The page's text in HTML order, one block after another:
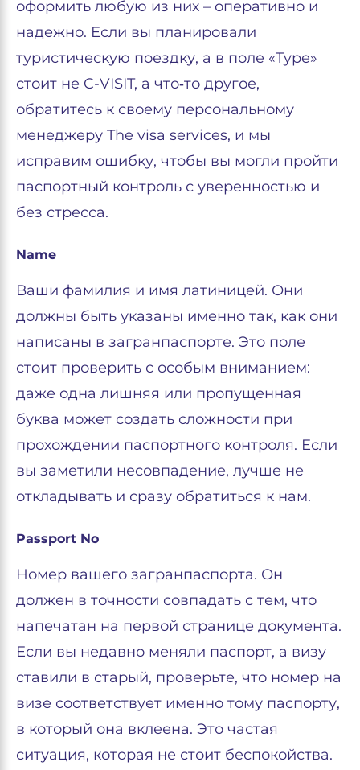
оформить любую из них – оперативно и
надежно. Если вы планировали
туристическую поездку, а в поле «Type»
стоит не C-VISIT, а что‑то другое,
обратитесь к своему персональному
менеджеру The visa services, и мы
исправим ошибку, чтобы вы могли пройти
паспортный контроль с уверенностью и
без стресса.
Name
Ваши фамилия и имя латиницей. Они
должны быть указаны именно так, как они
написаны в загранпаспорте. Это поле
стоит проверить с особым вниманием:
даже одна лишняя или пропущенная
буква может создать сложности при
прохождении паспортного контроля. Если
вы заметили несовпадение, лучше не
откладывать и сразу обратиться к нам.
Passport No
Номер вашего загранпаспорта. Он
должен в точности совпадать с тем, что
напечатан на первой странице документа.
Если вы недавно меняли паспорт, а визу
ставили в старый, проверьте, что номер на
визе соответствует именно тому паспорту,
в который она вклеена. Это частая
ситуация, которая не стоит беспокойства.